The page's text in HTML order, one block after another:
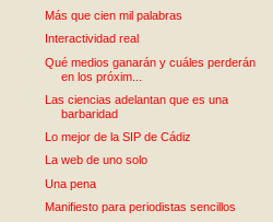
Más que cien mil palabras
Interactividad real
Qué medios ganarán y cuáles perderán
en los próxim...
Las ciencias adelantan que es una
barbaridad
Lo mejor de la SIP de Cádiz
La web de uno solo
Una pena
Manifiesto para periodistas sencillos